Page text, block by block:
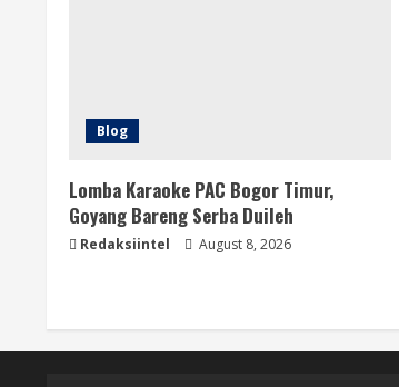
Blog
Lomba Karaoke PAC Bogor Timur,
Goyang Bareng Serba Duileh
Redaksiintel August 8, 2026